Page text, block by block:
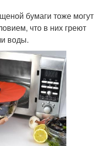
бумаги тоже могут
что в них греют
воды.